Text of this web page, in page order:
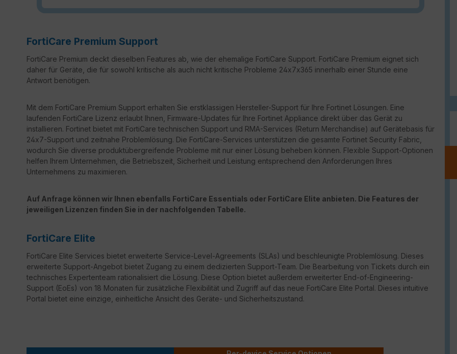
FortiCare Premium Support
FortiCare Premium deckt dieselben Features ab, wie der ehemalige FortiCare Support. FortiCare Premium eignet sich
daher für Geräte, die für sowohl kritische als auch nicht kritische Probleme 24x7x365 innerhalb einer Stunde eine
Antwort benötigen.
Mit dem FortiCare Premium Support erhalten Sie erstklassigen Hersteller-Support für Ihre Fortinet Lösungen. Eine
laufenden FortiCare Lizenz erlaubt Ihnen, Firmware-Updates für Ihre Fortinet Appliance direkt über das Gerät zu
installieren. Fortinet bietet mit FortiCare technischen Support und RMA-Services (Return Merchandise) auf Gerätebasis für
24x7-Support und zeitnahe Problemlösung. Die FortiCare-Services unterstützen die gesamte Fortinet Security Fabric,
wodurch Sie diverse produktübergreifende Probleme mit nur einer Lösung beheben können. Flexible Support-Optionen
helfen Ihrem Unternehmen, die Betriebszeit, Sicherheit und Leistung entsprechend den Anforderungen Ihres
Unternehmens zu maximieren.
Auf Anfrage können wir Ihnen ebenfalls FortiCare Essentials oder FortiCare Elite anbieten. Die Features der
jeweiligen Lizenzen finden Sie in der nachfolgenden Tabelle.
FortiCare Elite
FortiCare Elite Services bietet erweiterte Service-Level-Agreements (SLAs) und beschleunigte Problemlösung. Dieses
erweiterte Support-Angebot bietet Zugang zu einem dedizierten Support-Team. Die Bearbeitung von Tickets durch ein
technisches Expertenteam rationalisiert die Lösung. Diese Option bietet außerdem erweiterter End-of-Engineering-
Support (EoEs) von 18 Monaten für zusätzliche Flexibilität und Zugriff auf das neue FortiCare Elite Portal. Dieses intuitive
Portal bietet eine einzige, einheitliche Ansicht des Geräte- und Sicherheitszustand.